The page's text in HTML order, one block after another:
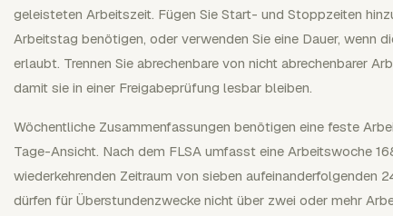
geleisteten Arbeitszeit. Fügen Sie Start- und Stoppzeiten
Arbeitstag benötigen, oder verwenden Sie eine Dauer, wenn
erlaubt. Trennen Sie abrechenbare von nicht abrechenbarer
damit sie in einer Freigabeprüfung lesbar bleiben.
Wöchentliche Zusammenfassungen benötigen eine feste
Tage-Ansicht. Nach dem FLSA umfasst eine Arbeitswoche
wiederkehrenden Zeitraum von sieben aufeinanderfolgenden
dürfen für Überstundenzwecke nicht über zwei oder mehr